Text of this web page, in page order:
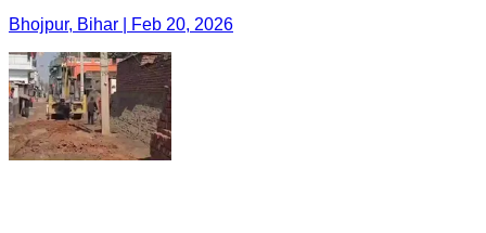
Bhojpur, Bihar | Feb 20, 2026